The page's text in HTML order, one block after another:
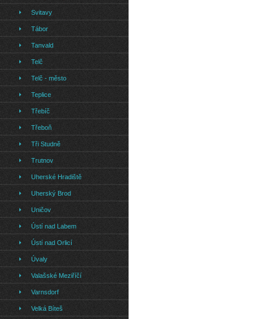
Svitavy
Tábor
Tanvald
Telč
Telč - město
Teplice
Třebíč
Třeboň
Tři Studně
Trutnov
Uherské Hradiště
Uherský Brod
Uničov
Ústí nad Labem
Ústí nad Orlicí
Úvaly
Valašské Meziříčí
Varnsdorf
Velká Bíteš